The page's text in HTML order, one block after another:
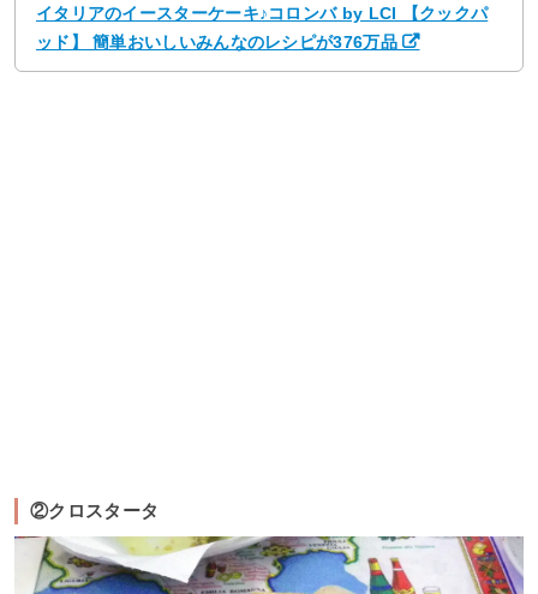
イタリアのイースターケーキ♪コロンバ by LCI 【クックパ
ッド】 簡単おいしいみんなのレシピが376万品
②クロスタータ